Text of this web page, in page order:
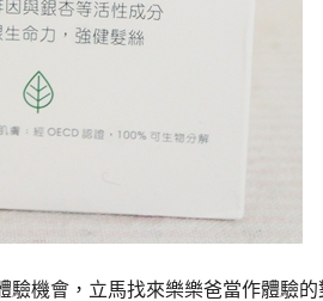
驗機會，立馬找來樂樂爸當作體驗的